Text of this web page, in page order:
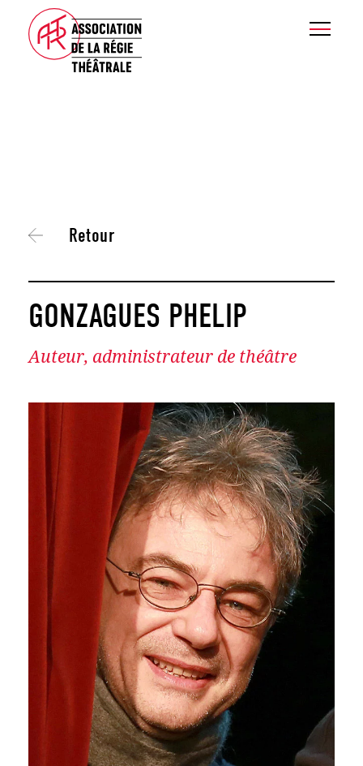
Retour
GONZAGUES PHELIP
Auteur, administrateur de théâtre